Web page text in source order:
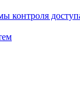
контроля